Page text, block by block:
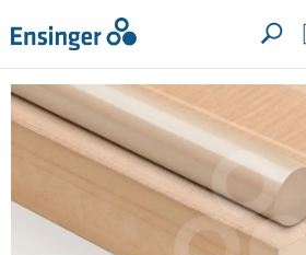
LA TUA RICHIESTA
Pagina
iniziale
la